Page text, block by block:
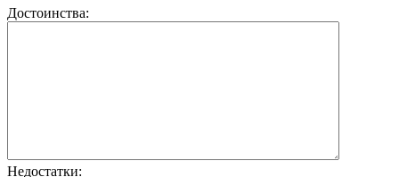
Достоинства:
Недостатки: